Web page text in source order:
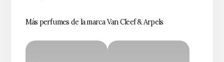
Más perfumes de la marca Van Cleef & Arpels